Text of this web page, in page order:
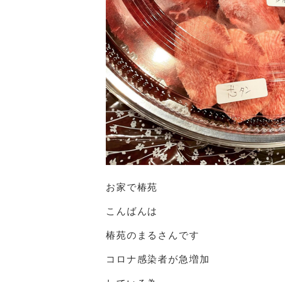
お家で椿苑
こんばんは
椿苑のまるさんです
コロナ感染者が急増加️